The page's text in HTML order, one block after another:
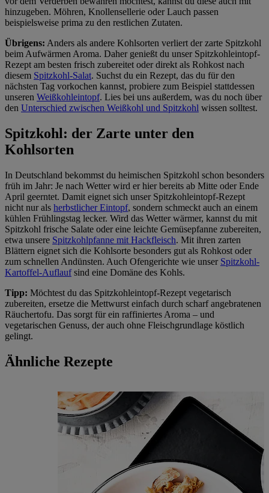
hinzugeben. Möhren, Knollensellerie oder Lauch passen
beispielsweise prima zu den restlichen Zutaten.
Übrigens: Anders als andere Kohlsorten verliert der zarte Spitzkohl
beim Aufwärmen Aroma. Daher genießt du unser Spitzkohleintopf-
Rezept am besten frisch zubereitet oder direkt als Rohkost nach
diesem Spitzkohl-Salat. Suchst du ein Rezept, das du für den
nächsten Tag vorkochen kannst, probiere zum Beispiel stattdessen
unseren Weißkohleintopf. Lies bei uns außerdem, was du noch über
den Unterschied zwischen Weißkohl und Spitzkohl wissen solltest.
Spitzkohl: der Zarte unter den
Kohlsorten
In Deutschland bekommst du heimischen Spitzkohl schon besonders
früh im Jahr: Je nach Wetter wird er hier bereits ab Mitte oder Ende
April geerntet. Damit eignet sich unser Spitzkohleintopf-Rezept
nicht nur als herbstlicher Eintopf, sondern schmeckt auch an einem
kühlen Frühlingstag lecker. Wird das Wetter wärmer, kannst du mit
Spitzkohl frische Salate oder eine leichte Gemüsepfanne zubereiten,
etwa unsere Spitzkohlpfanne mit Hackfleisch. Mit ihren zarten
Blättern eignet sich die Kohlsorte besonders gut als Rohkost oder
zum schnellen Andünsten. Auch Ofengerichte wie unser Spitzkohl-
Kartoffel-Auflaufsind eine Domäne des Kohls.
Tipp: Möchtest du das Spitzkohleintopf-Rezept vegetarisch
zubereiten, ersetze die Mettwurst einfach durch scharf angebratenen
Räuchertofu. Das sorgt für ein raffiniertes Aroma – und
vegetarischen Genuss, der auch ohne Fleischgrundlage köstlich
gelingt.
Ähnliche Rezepte